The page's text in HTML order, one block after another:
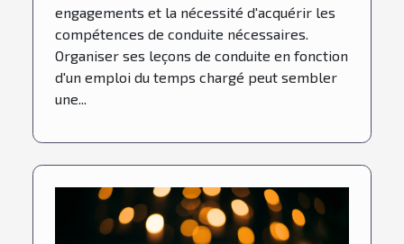
engagements et la nécessité d'acquérir les
compétences de conduite nécessaires.
Organiser ses leçons de conduite en fonction
d'un emploi du temps chargé peut sembler
une...